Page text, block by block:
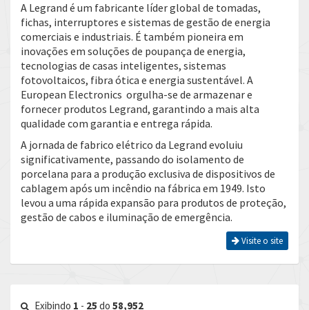
A Legrand é um fabricante líder global de tomadas,
fichas, interruptores e sistemas de gestão de energia
comerciais e industriais. É também pioneira em
inovações em soluções de poupança de energia,
tecnologias de casas inteligentes, sistemas
fotovoltaicos, fibra ótica e energia sustentável. A
European Electronics orgulha-se de armazenar e
fornecer produtos Legrand, garantindo a mais alta
qualidade com garantia e entrega rápida.
A jornada de fabrico elétrico da Legrand evoluiu
significativamente, passando do isolamento de
porcelana para a produção exclusiva de dispositivos de
cablagem após um incêndio na fábrica em 1949. Isto
levou a uma rápida expansão para produtos de proteção,
gestão de cabos e iluminação de emergência.
Visite o site
Exibindo 1 - 25 do 58,952